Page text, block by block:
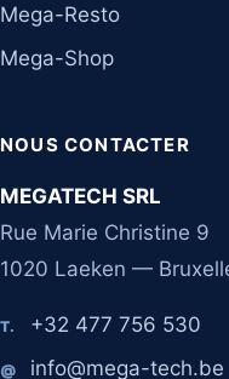
Mega-Resto
Mega-Shop
NOUS CONTACTER
MEGATECH SRL
Rue Marie Christine 9
1020 Laeken —
T. +32 477 756 530
@ info@mega-tech.be